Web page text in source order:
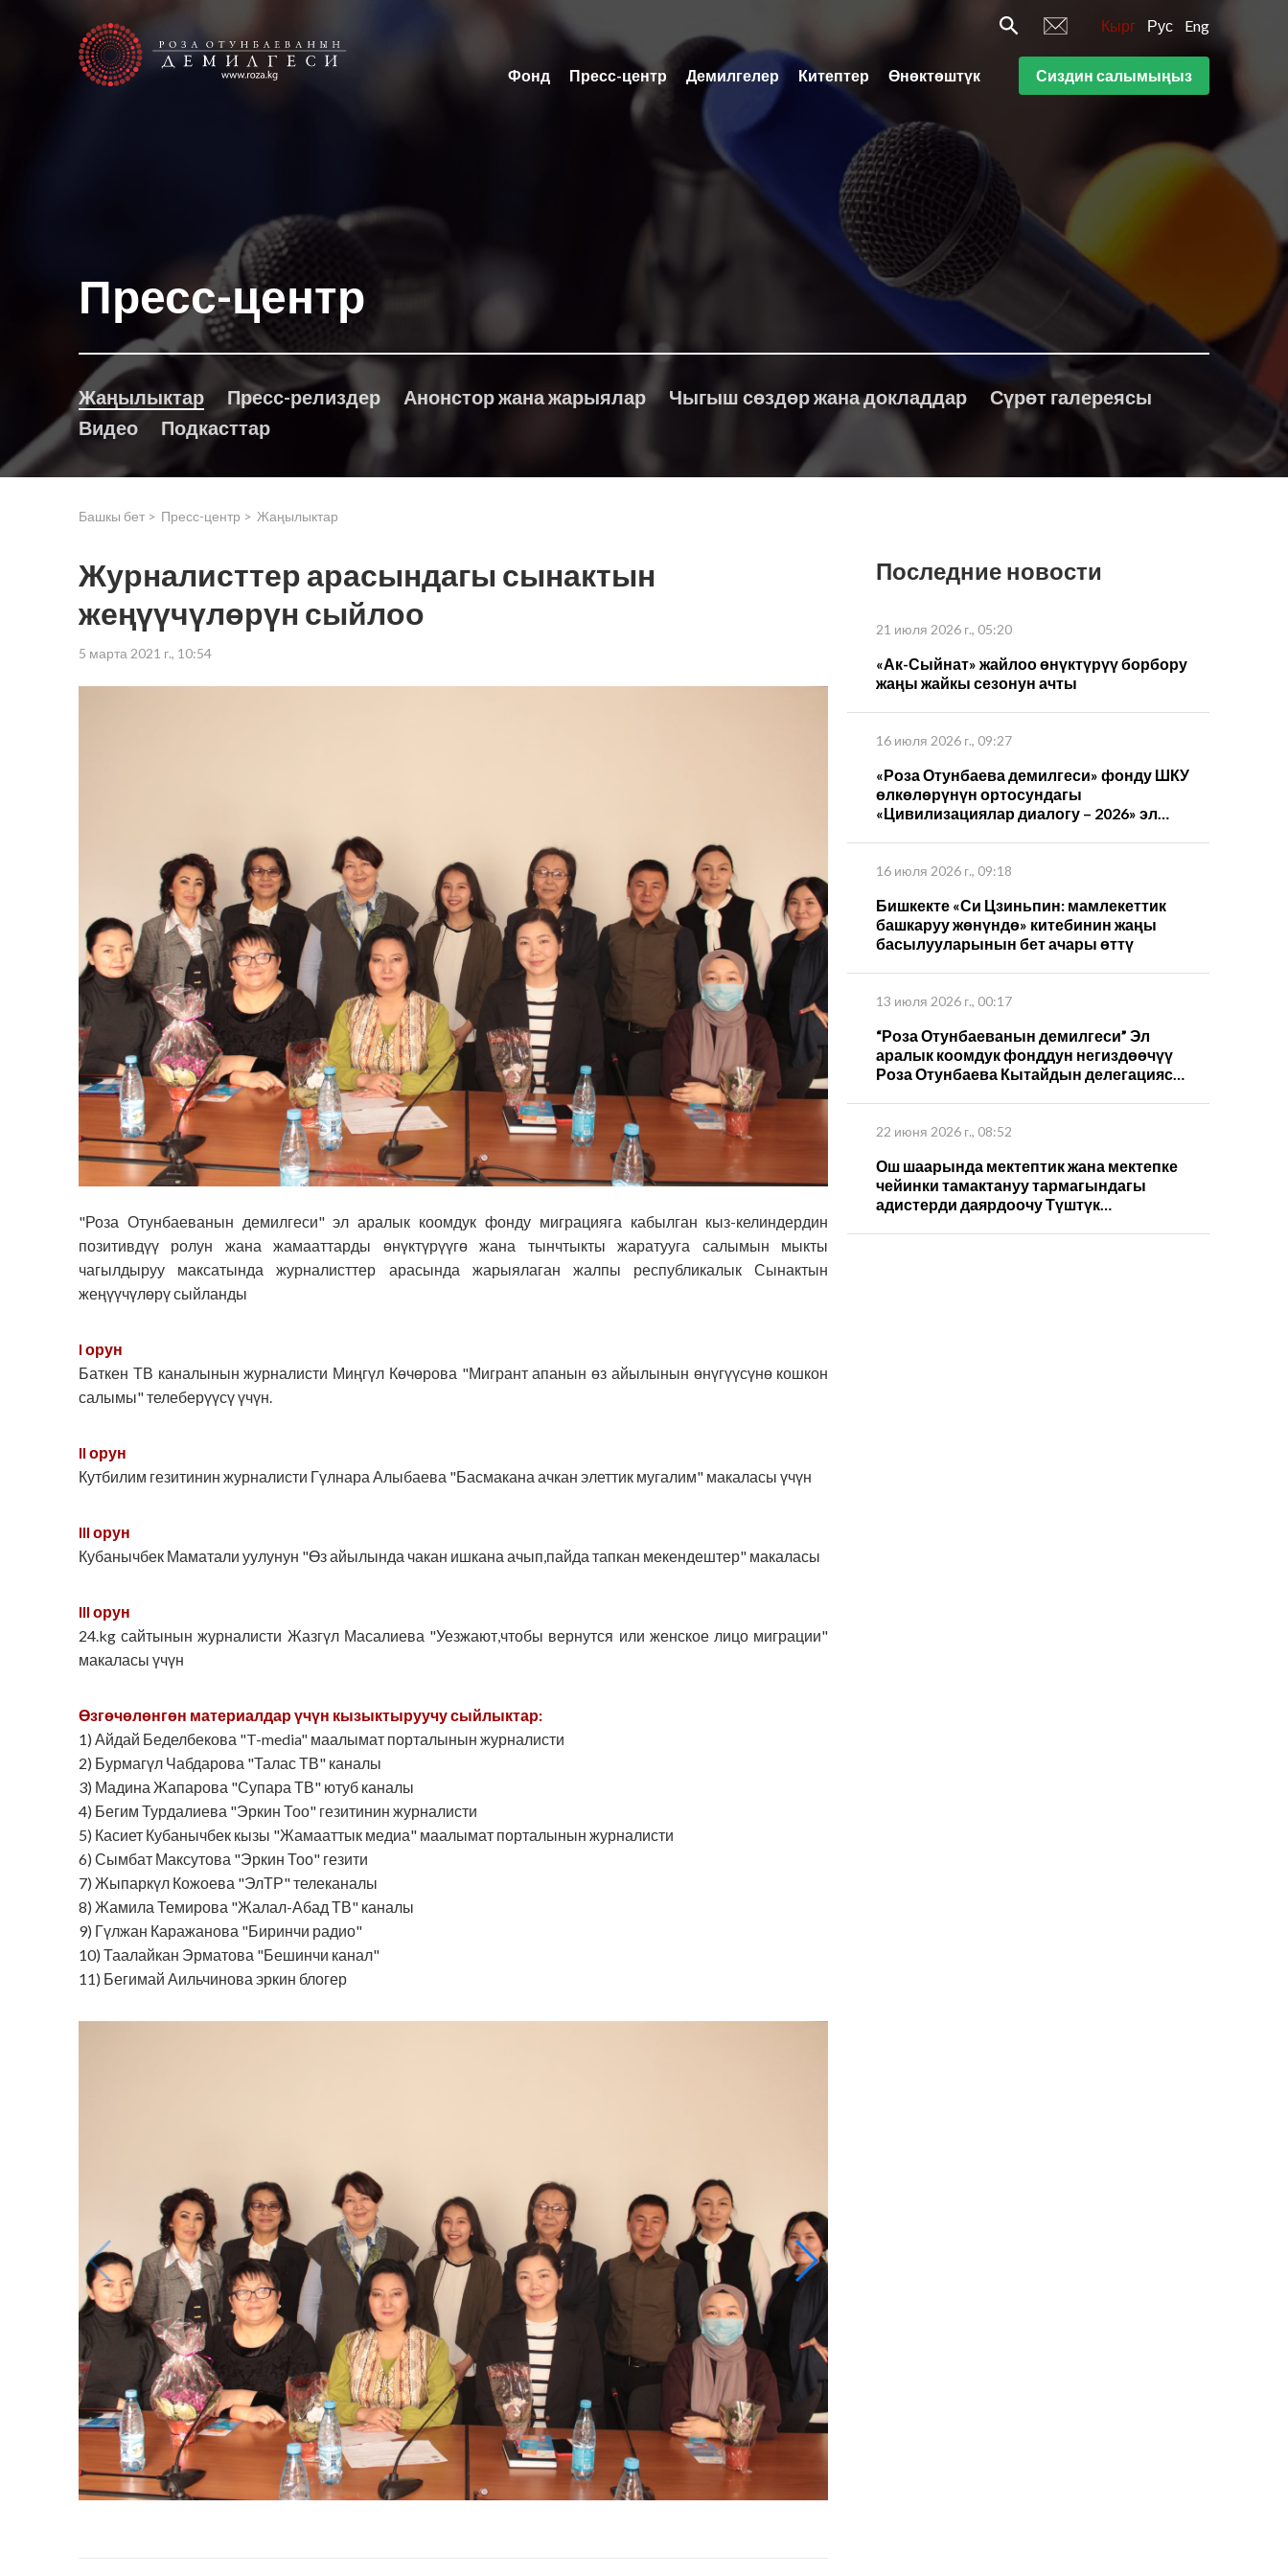
Кырг Рус Eng
Фонд Пресс-центр Демилгелер Китептер Өнөктөштүк Сиздин салымыңыз
Пресс-центр
Жаңылыктар Пресс-релиздер Анонстор жана жарыялар Чыгыш сөздөр жана докладдар
Сүрөт галереясы
Видео
Подкасттар
Башкы бет > Пресс-центр > Жаңылыктар
Журналисттер арасындагы сынактын
жеңүүчүлөрүн сыйлоо
5 марта 2021 г., 10:54
"Роза Отунбаеванын демилгеси" эл аралык коомдук фонду миграцияга кабылган кыз-келиндердин
позитивдүү ролун жана жамааттарды өнүктүрүүгө жана тынчтыкты жаратууга салымын мыкты
чагылдыруу максатында журналисттер арасында жарыялаган жалпы республикалык Сынактын
жеңүүчүлөрү сыйланды
I орун
Баткен ТВ каналынын журналисти Миңгүл Көчөрова "Мигрант апанын өз айылынын өнүгүүсүнө кошкон
салымы" телеберүүсү үчүн.
II орун
Кутбилим гезитинин журналисти Гүлнара Алыбаева "Басмакана ачкан элеттик мугалим" макаласы үчүн
III орун
Кубанычбек Маматали уулунун "Өз айылында чакан ишкана ачып,пайда тапкан мекендештер" макаласы
III орун
24.kg сайтынын журналисти Жазгүл Масалиева "Уезжают,чтобы вернутся или женское лицо миграции"
макаласы үчүн
Өзгөчөлөнгөн материалдар үчүн кызыктыруучу сыйлыктар:
1) Айдай Беделбекова "T-media" маалымат порталынын журналисти
2) Бурмагүл Чабдарова "Талас ТВ" каналы
3) Мадина Жапарова "Супара ТВ" ютуб каналы
4) Бегим Турдалиева "Эркин Тоо" гезитинин журналисти
5) Касиет Кубанычбек кызы "Жамааттык медиа" маалымат порталынын журналисти
6) Сымбат Максутова "Эркин Тоо" гезити
7) Жыпаркүл Кожоева "ЭлТР" телеканалы
8) Жамила Темирова "Жалал-Абад ТВ" каналы
9) Гүлжан Каражанова "Биринчи радио"
10) Таалайкан Эрматова "Бешинчи канал"
11) Бегимай Аильчинова эркин блогер
Последние новости
21 июля 2026 г., 05:20
«Ак-Сыйнат» жайлоо өнүктүрүү борбору
жаңы жайкы сезонун ачты
16 июля 2026 г., 09:27
«Роза Отунбаева демилгеси» фонду ШКУ
өлкөлөрүнүн ортосундагы
«Цивилизациялар диалогу – 2026» эл
16 июля 2026 г., 09:18
Бишкекте «Си Цзиньпин: мамлекеттик
башкаруу жөнүндө» китебинин жаңы
басылууларынын бет ачары өттү
13 июля 2026 г., 00:17
“Роза Отунбаеванын демилгеси” Эл
аралык коомдук фонддун негиздөөчүү
Роза Отунбаева Кытайдын делегациясы
пландарын талкуулады
22 июня 2026 г., 08:52
Ош шаарында мектептик жана мектепке
чейинки тамактануу тармагындагы
адистерди даярдоочу Түштүк